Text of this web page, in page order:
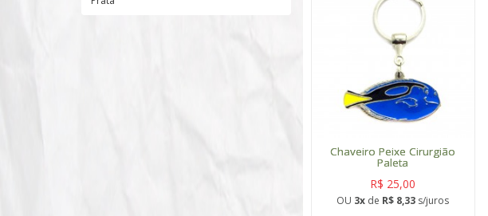
Chaveiro Peixe Cirurgião
Paleta
R$ 25,00
OU 3x de R$ 8,33 s/juros